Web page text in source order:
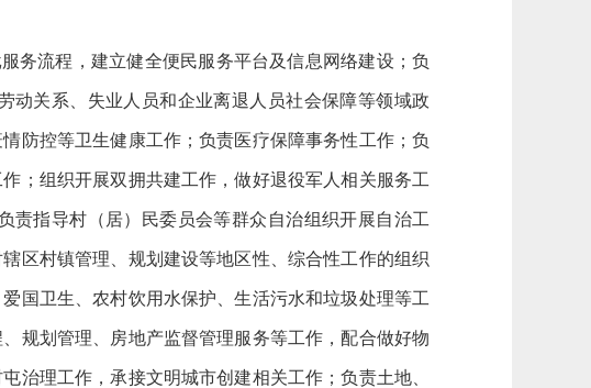
务流程，建立健全便民服务平台及信息网络建设；负
动关系、失业人员和企业离退人员社会保障等领域政
防控等卫生健康工作；负责医疗保障事务性工作；负
；组织开展双拥共建工作，做好退役军人相关服务工
责指导村（居）民委员会等群众自治组织开展自治工
区村镇管理、规划建设等地区性、综合性工作的组织
国卫生、农村饮用水保护、生活污水和垃圾处理等工
规划管理、房地产监督管理服务等工作，配合做好物
治理工作，承接文明城市创建相关工作；负责土地、